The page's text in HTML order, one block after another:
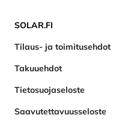
SOLAR.FI
Tilaus- ja toimitusehdot
Takuuehdot
Tietosuojaseloste
Saavutettavuusseloste